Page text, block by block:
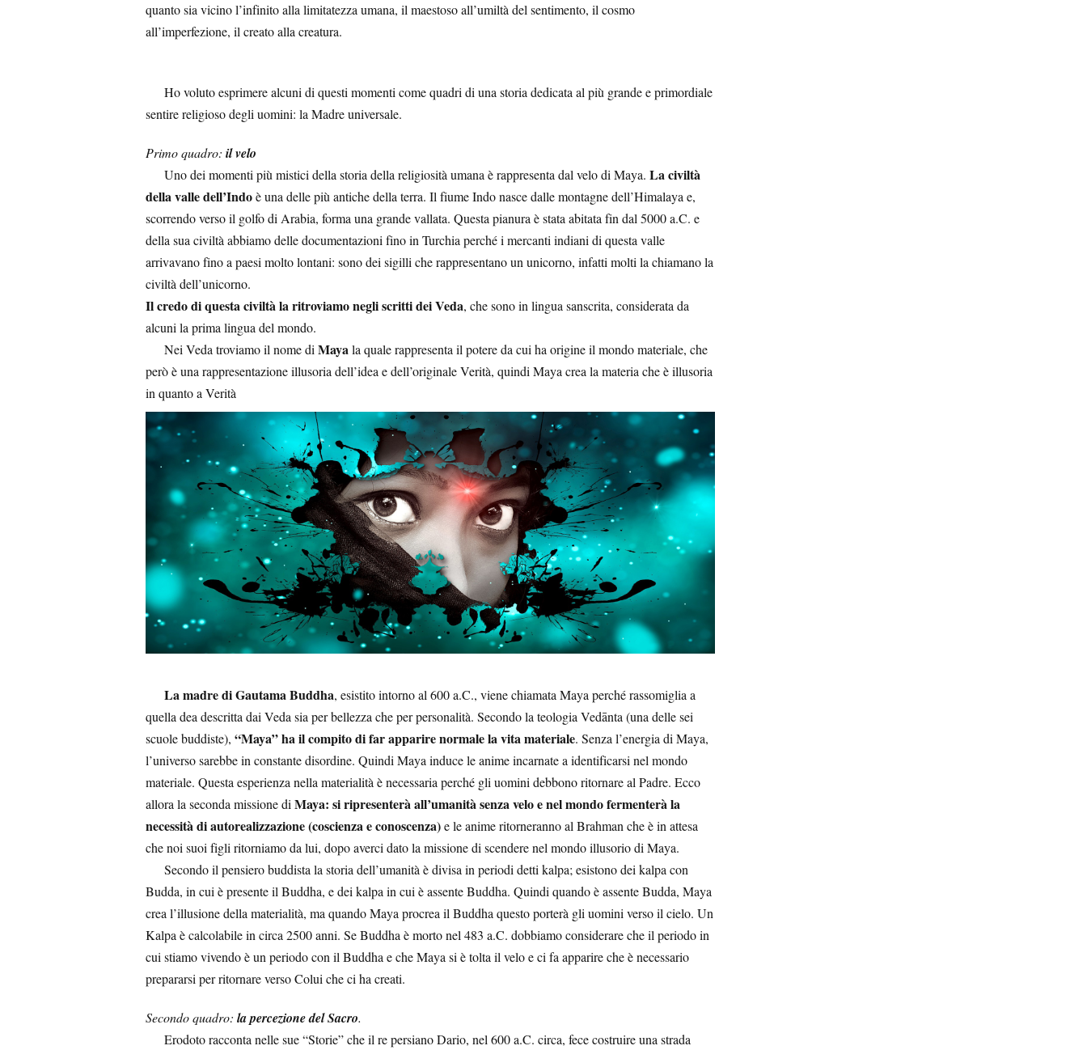
quanto sia vicino l’infinito alla limitatezza umana, il maestoso all’umiltà del sentimento, il cosmo
all’imperfezione, il creato alla creatura.
Ho voluto esprimere alcuni di questi momenti come quadri di una storia dedicata al più grande e primordiale
sentire religioso degli uomini: la Madre universale.
Primo quadro:il velo
Uno dei momenti più mistici della storia della religiosità umana è rappresenta dal velo di Maya.La civiltà
della valle dell’Indoè una delle più antiche della terra. Il fiume Indo nasce dalle montagne dell’Himalaya e,
scorrendo verso il golfo di Arabia, forma una grande vallata. Questa pianura è stata abitata fin dal 5000 a.C. e
della sua civiltà abbiamo delle documentazioni fino in Turchia perché i mercanti indiani di questa valle
arrivavano fino a paesi molto lontani: sono dei sigilli che rappresentano un unicorno, infatti molti la chiamano la
civiltà dell’unicorno.
Il credo di questa civiltà la ritroviamo negli scritti dei Veda, che sono in lingua sanscrita, considerata da
alcuni la prima lingua del mondo.
Nei Veda troviamo il nome diMayala quale rappresenta il potere da cui ha origine il mondo materiale, che
però è una rappresentazione illusoria dell’idea e dell’originale Verità, quindi Maya crea la materia che è illusoria
in quanto a Verità
La madre di Gautama Buddha, esistito intorno al 600 a.C., viene chiamata Maya perché rassomiglia a
quella dea descritta dai Veda sia per bellezza che per personalità. Secondo la teologia Vedānta (una delle sei
scuole buddiste),“Maya” ha il compito di far apparire normale la vita materiale. Senza l’energia di Maya,
l’universo sarebbe in constante disordine. Quindi Maya induce le anime incarnate a identificarsi nel mondo
materiale. Questa esperienza nella materialità è necessaria perché gli uomini debbono ritornare al Padre. Ecco
allora la seconda missione di Maya: si ripresenterà all’umanità senza velo e nel mondo fermenterà la
necessità di autorealizzazione (coscienza e conoscenza)e le anime ritorneranno al Brahman che è in attesa
che noi suoi figli ritorniamo da lui, dopo averci dato la missione di scendere nel mondo illusorio di Maya.
Secondo il pensiero buddista la storia dell’umanità è divisa in periodi detti kalpa; esistono dei kalpa con
Budda, in cui è presente il Buddha, e dei kalpa in cui è assente Buddha. Quindi quando è assente Budda, Maya
crea l’illusione della materialità, ma quando Maya procrea il Buddha questo porterà gli uomini verso il cielo. Un
Kalpa è calcolabile in circa 2500 anni. Se Buddha è morto nel 483 a.C. dobbiamo considerare che il periodo in
cui stiamo vivendo è un periodo con il Buddha e che Maya si è tolta il velo e ci fa apparire che è necessario
prepararsi per ritornare verso Colui che ci ha creati.
Secondo quadro:la percezione del Sacro.
Erodoto racconta nelle sue “Storie” che il re persiano Dario, nel 600 a.C. circa, fece costruire una strada